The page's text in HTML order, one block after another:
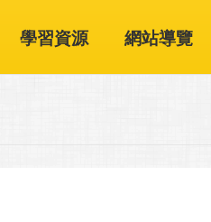
學習資源 網站導覽